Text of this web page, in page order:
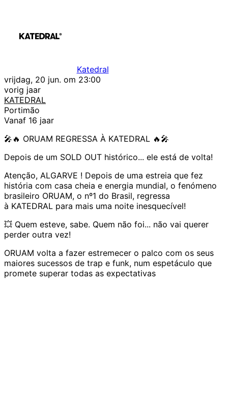
Katedral
vrijdag, 20 jun. om 23:00
vorig jaar
KATEDRAL
Portimão
Vanaf 16 jaar
🎤🔥 ORUAM REGRESSA À KATEDRAL 🔥🎤
Depois de um SOLD OUT histórico... ele está de volta!
Atenção, ALGARVE ! Depois de uma estreia que fez
história com casa cheia e energia mundial, o fenómeno
brasileiro ORUAM, o nº1 do Brasil, regressa
à KATEDRAL para mais uma noite inesquecível!
💥 Quem esteve, sabe. Quem não foi... não vai querer
perder outra vez!
ORUAM volta a fazer estremecer o palco com os seus
maiores sucessos de trap e funk, num espetáculo que
promete superar todas as expectativas